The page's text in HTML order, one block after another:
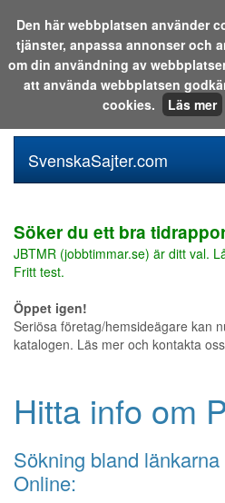
Sök i katalogen eller på
SvenskaSajter.com
Söker du ett bra
JBTMR (jobbtimmar.se) är ditt val.
Fritt test.
Öppet igen!
Seriösa företag/hemsideägare kan
katalogen. Läs mer och kontakta
Hitta info om
Sökning bland
Online:
Den här webbplatsen använder
tjänster, anpassa annonser och
om din användning av
att använda webbplatsen
cookies.
Läs mer